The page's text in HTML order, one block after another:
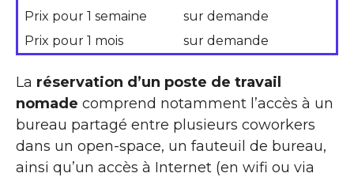
Prix pour 1 semaine
sur demande
Prix pour 1 mois
sur demande
La réservation d’un poste de travail
nomade comprend notamment l’accès à un
bureau partagé entre plusieurs coworkers
dans un open-space, un fauteuil de bureau,
ainsi qu’un accès à Internet (en wifi ou via